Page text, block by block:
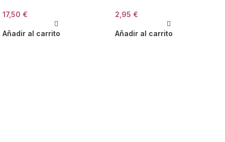
17,50 €
Añadir al carrito
2,95 €
Añadir al carrito